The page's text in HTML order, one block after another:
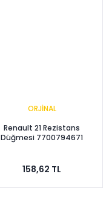
ORJİNAL
Renault 21 Rezistans
Düğmesi 7700794671
158,62 TL